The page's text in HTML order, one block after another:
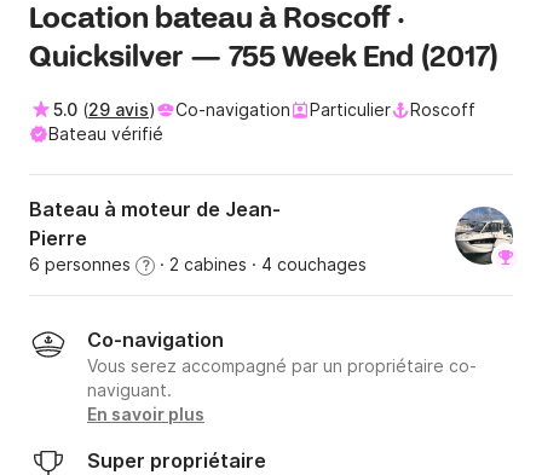
Location bateau à Roscoff ·
Quicksilver — 755 Week End (2017)
5.0 (29 avis) Co-navigation Particulier
Roscoff
Bateau vérifié
Bateau à moteur de Jean-
Pierre
6 personnes ? · 2 cabines · 4 couchages
Co-navigation
Vous serez accompagné par un propriétaire co-
naviguant.
En savoir plus
Super propriétaire